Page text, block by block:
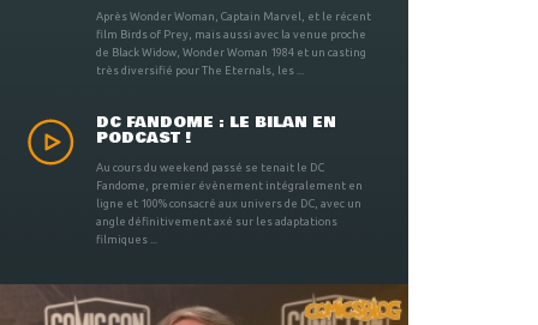
Après Wonder Woman, Captain Marvel, et le récent
film Birds of Prey, mais aussi avec la venue proche
de Black Widow, Wonder Woman 1984 et un casting
très diversifié pour The Eternals, les ...
DC FANDOME : LE BILAN EN
PODCAST !
Au cours du weekend passé se tenait le DC
Fandome, premier évènement intégralement en
ligne et 100% consacré aux univers de DC, avec un
angle définitivement axé sur les adaptations
filmiques ...